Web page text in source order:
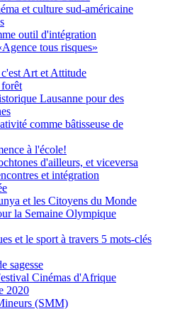
et culture sud-américaine
outil d'intégration
tous risques»
Art et Attitude
Lausanne pour des
comme bâtisseuse de
à l'école!
d'ailleurs, et viceversa
et intégration
et les Citoyens du Monde
la Semaine Olympique
et le sport à travers 5 mots-clés
sagesse
Cinémas d'Afrique
2020
(SMM)